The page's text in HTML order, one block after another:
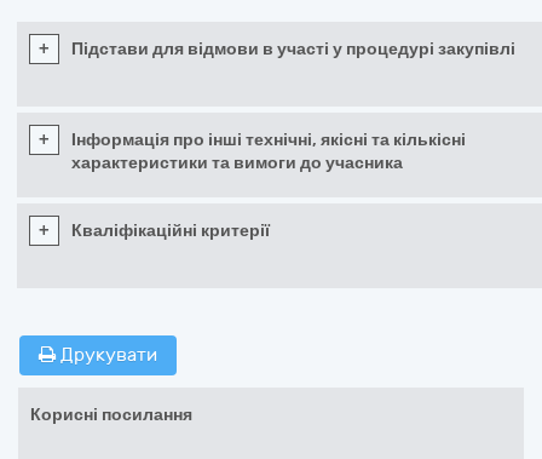
+ Підстави для відмови в участі у процедурі закупівлі
+
Інформація про інші технічні, якісні та кількісні
характеристики та вимоги до учасника
+ Кваліфікаційні критерії
Друкувати
Корисні посилання